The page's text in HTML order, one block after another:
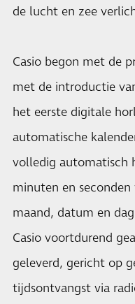
de lucht en zee
Casio begon met de
met de introductie
het eerste digitale
automatische
volledig automatisch
minuten en
maand, datum en
Casio voortdurend
geleverd, gericht op
tijdsontvangst via